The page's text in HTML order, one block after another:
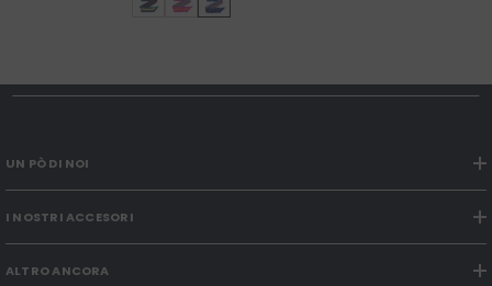
UN PÒ DI NOI
I NOSTRI ACCESORI
ALTRO ANCORA